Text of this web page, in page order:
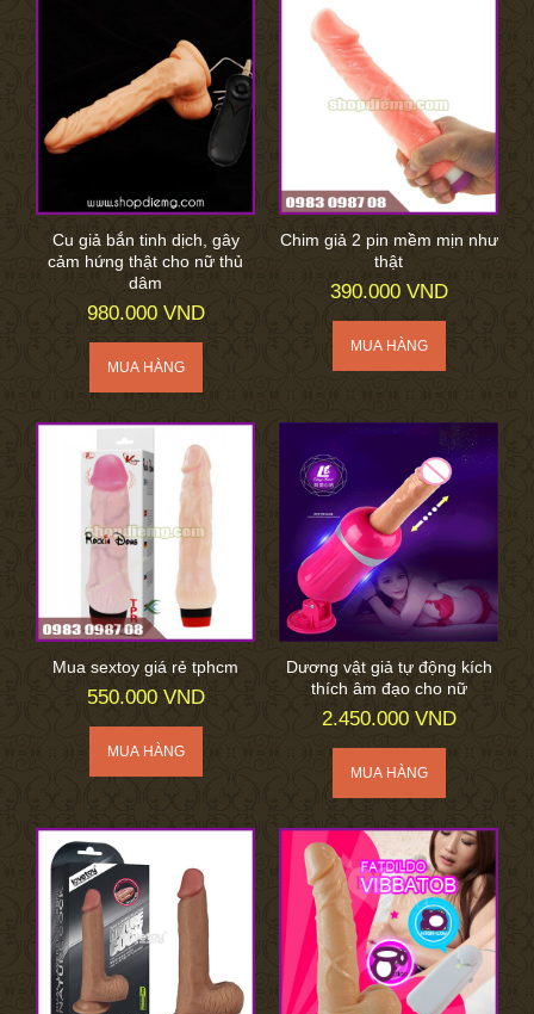
Cu giả bắn tinh dịch, gây
cảm hứng thật cho nữ thủ
dâm
980.000 VND
Chim giả 2 pin mềm mịn như
thật
390.000 VND
Mua sextoy giá rẻ tphcm
550.000 VND
Dương vật giả tự động kích
thích âm đạo cho nữ
2.450.000 VND